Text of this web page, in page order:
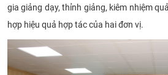
gia giảng dạy, thỉnh giảng, kiêm nhiệm
hợp hiệu quả hợp tác của hai đơn vị.